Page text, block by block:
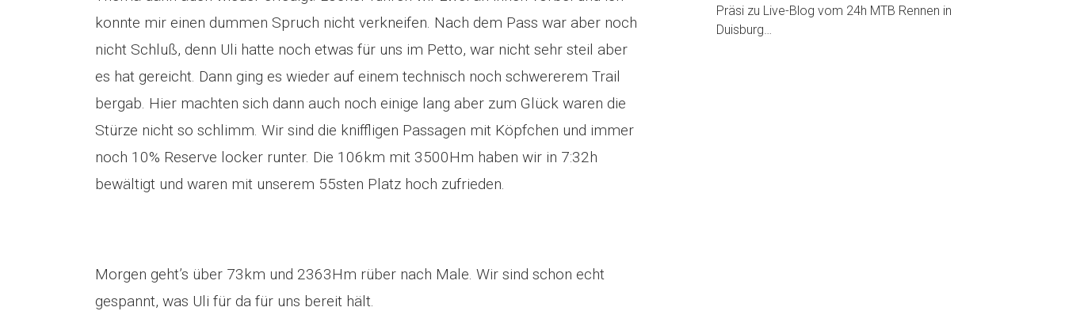
konnte mir einen dummen Spruch nicht verkneifen. Nach dem Pass war aber noch
nicht Schluß, denn Uli hatte noch etwas für uns im Petto, war nicht sehr steil aber
es hat gereicht. Dann ging es wieder auf einem technisch noch schwererem Trail
bergab. Hier machten sich dann auch noch einige lang aber zum Glück waren die
Stürze nicht so schlimm. Wir sind die kniffligen Passagen mit Köpfchen und immer
noch 10% Reserve locker runter. Die 106km mit 3500Hm haben wir in 7:32h
bewältigt und waren mit unserem 55sten Platz hoch zufrieden.
Morgen geht’s über 73km und 2363Hm rüber nach Male. Wir sind schon echt
gespannt, was Uli für da für uns bereit hält.
Präsi zu Live-Blog vom 24h MTB Rennen in
Duisburg…